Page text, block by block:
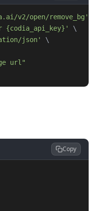
v2/open/remove_bg'
{codia_api_key}'
\
json'
\
Copy